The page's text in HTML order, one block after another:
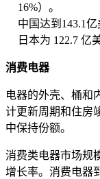
16%）。
中国达到143.1亿
日本为 122.7 亿
消费电器
电器的外壳、桶和
计更新周期和住房
中保持份额。
消费类电器市场规
增长率。消费电器